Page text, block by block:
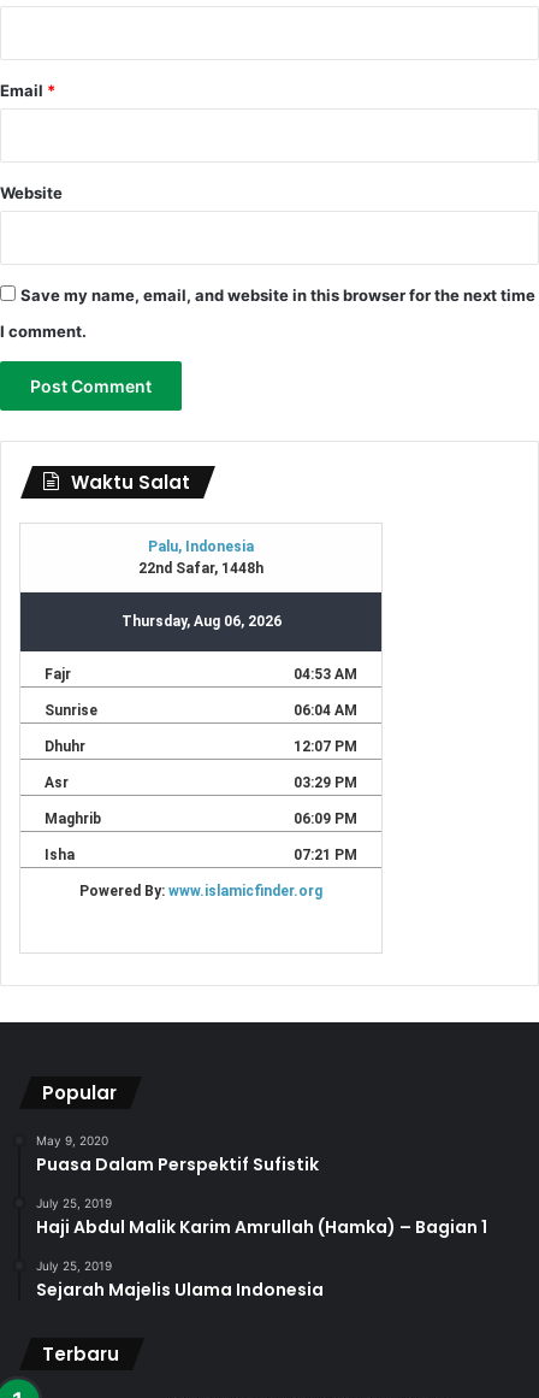
Email *
Website
Save my name, email, and website in this browser for the next time
I comment.
Waktu Salat
Popular
May 9, 2020
Puasa Dalam Perspektif Sufistik
July 25, 2019
Haji Abdul Malik Karim Amrullah (Hamka) – Bagian 1
July 25, 2019
Sejarah Majelis Ulama Indonesia
Terbaru